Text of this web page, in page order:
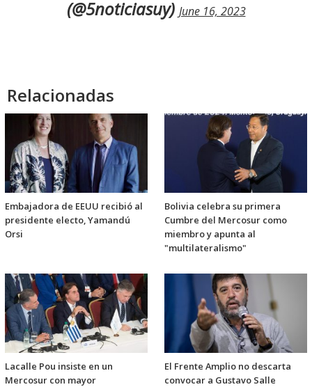
(@5noticiasuy) June 16, 2023
Relacionadas
Embajadora de EEUU recibió al
presidente electo, Yamandú
Orsi
Bolivia celebra su primera
Cumbre del Mercosur como
miembro y apunta al
"multilateralismo"
Lacalle Pou insiste en un
Mercosur con mayor
El Frente Amplio no descarta
convocar a Gustavo Salle